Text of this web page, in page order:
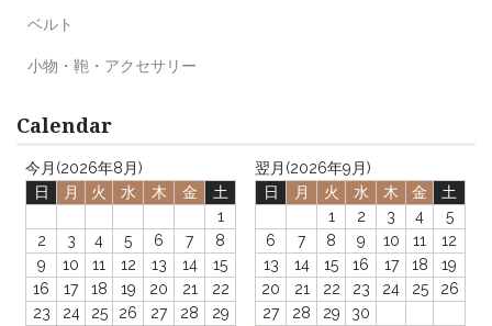
ベルト
小物・鞄・アクセサリー
Calendar
今月(2026年8月)
日
月 火 水 木 金
土
1
2
3 4 5 6 7
8
9
10 11 12 13 14
15
16
17 18 19 20 21
22
23
24 25 26 27 28
29
翌月(2026年9月)
日
月 火 水 木 金
土
1
2 3 4
5
6
7 8 9 10 11
12
13
14 15 16 17 18
19
20
21 22 23 24 25
26
27
28 29
30